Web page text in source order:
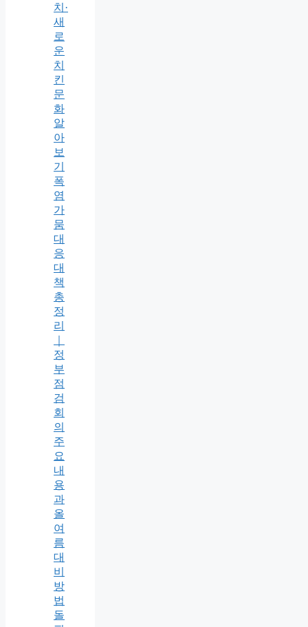
치·
새
로
운
치
킨
문
화
알
아
보
기
폭
염
가
뭄
대
응
대
책
총
정
리
정
부
점
검
회
의
주
요
내
용
과
올
여
름
대
비
방
법
돌